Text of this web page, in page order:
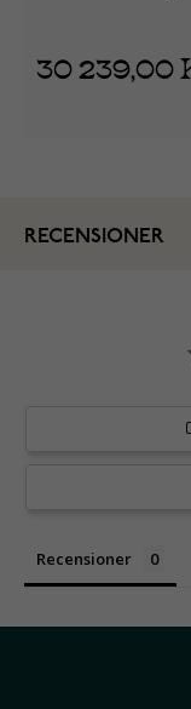
30 239,00
RECENSIONER
Recensioner